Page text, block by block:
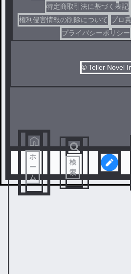
特定商取引法に基づく表記
権利侵害情報の削除について プロ
プライバシーポリシー
© Teller Novel
ホ
ー
ム
検
索